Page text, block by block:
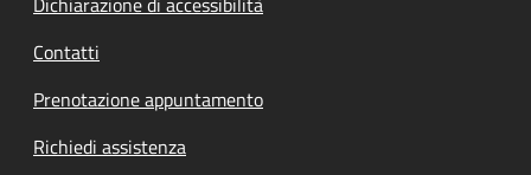
Contatti
Prenotazione appuntamento
Richiedi assistenza